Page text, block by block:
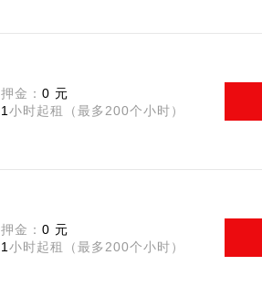
押金： 0 元
1 小时起租（最多200个小时）
押金： 0 元
1 小时起租（最多200个小时）